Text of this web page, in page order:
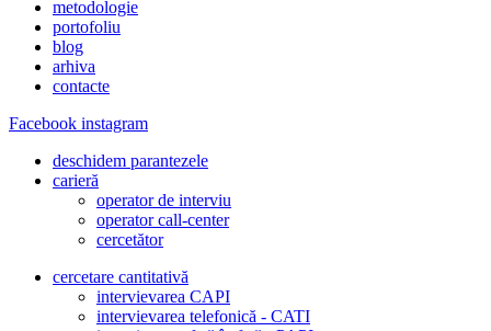
metodologie
portofoliu
blog
arhiva
contacte
Facebook instagram
deschidem parantezele
carieră
operator de interviu
operator call-center
cercetător
cercetare cantitativă
intervievarea CAPI
intervievarea telefonică - CATI